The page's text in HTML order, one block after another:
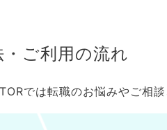
・ご利用の流れ
では転職のお悩みやご相